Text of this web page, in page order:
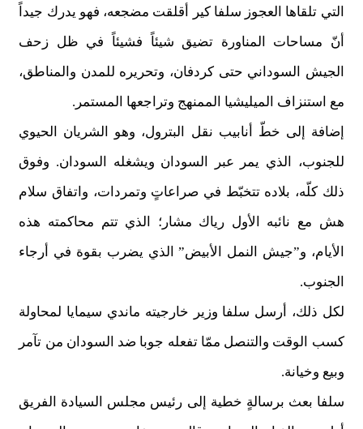
التي تلقاها العجوز سلفا كير أقلقت مضجعه، فهو يدرك جيداً
أنّ مساحات المناورة تضيق شيئاً فشيئاً في ظل زحف
الجيش السوداني حتى كردفان، وتحريره للمدن والمناطق،
مع استنزاف الميليشيا الممنهج وتراجعها المستمر.
إضافة إلى خطّ أنابيب نقل البترول، وهو الشريان الحيوي
للجنوب، الذي يمر عبر السودان ويشغله السودان. وفوق
ذلك كلّه، بلاده تتخبّط في صراعاتٍ وتمردات، واتفاق سلام
هش مع نائبه الأول رياك مشار؛ الذي تتم محاكمته هذه
الأيام، و”جيش النمل الأبيض” الذي يضرب بقوة في أرجاء
الجنوب.
لكل ذلك، أرسل سلفا وزير خارجيته ماندي سيمايا لمحاولة
كسب الوقت والتنصل ممّا تفعله جوبا ضد السودان من تآمر
وبيع وخيانة.
سلفا بعث برسالةٍ خطية إلى رئيس مجلس السيادة الفريق